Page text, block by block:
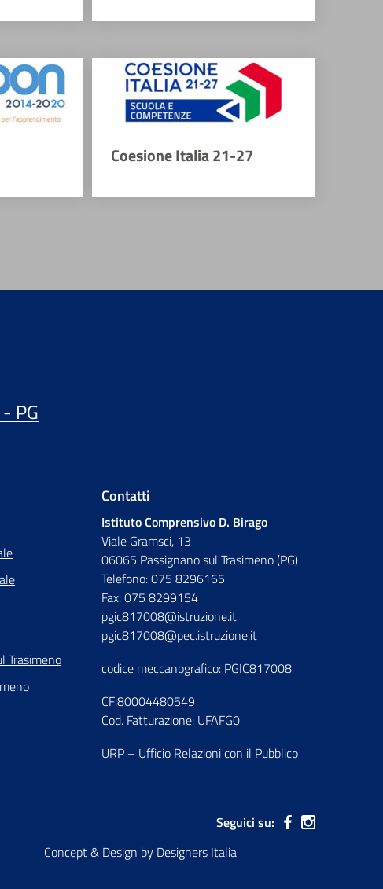
Coesione Italia 21-27
PG
Trasimeno
Contatti
Istituto Comprensivo D. Birago
Viale Gramsci, 13
06065 Passignano sul Trasimeno (PG)
Telefono: 075 8296165
Fax: 075 8299154
pgic817008@istruzione.it
pgic817008@pec.istruzione.it
codice meccanografico: PGIC817008
CF:80004480549
Cod. Fatturazione: UFAFG0
URP – Ufficio Relazioni con il Pubblico
Seguici su:
Concept & Design by Designers Italia